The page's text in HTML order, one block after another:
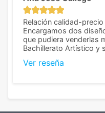
Relación calidad-
Encargamos dos
que pudiera venderlas
Bachillerato Artístico y
diferencia, con libretas
Ver reseña